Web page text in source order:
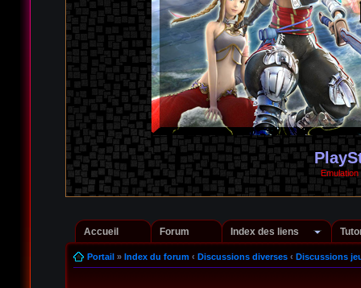
Accueil Forum Index des liens
Portail» Index du forum ‹ Discussions diverses ‹ Discussions